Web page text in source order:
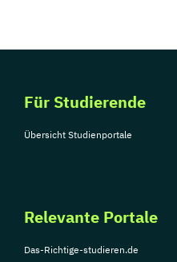
Für Studierende
Übersicht Studienportale
Relevante Portale
Das-Richtige-studieren.de